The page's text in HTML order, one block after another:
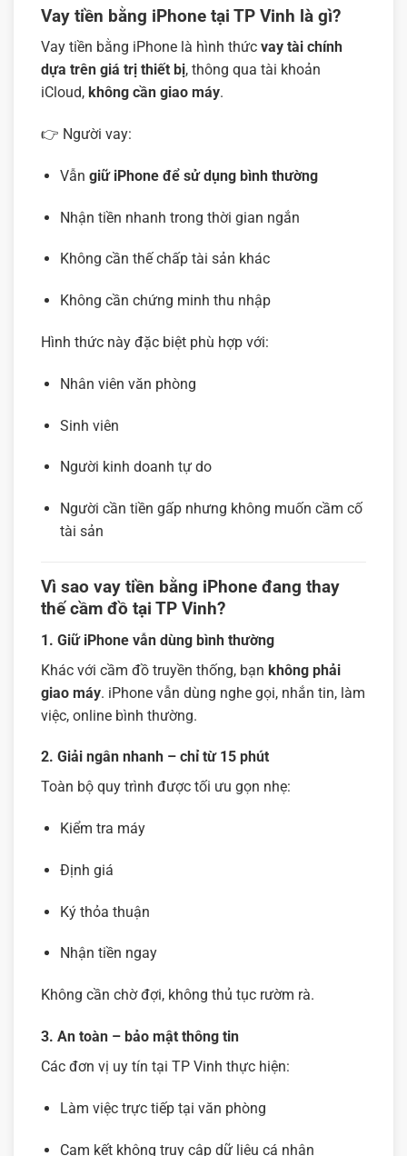
Vay tiền bằng iPhone tại TP Vinh là gì?
Vay tiền bằng iPhone là hình thức vay tài chính
dựa trên giá trị thiết bị, thông qua tài khoản
iCloud, không cần giao máy.
👉 Người vay:
Vẫn giữ iPhone để sử dụng bình thường
Nhận tiền nhanh trong thời gian ngắn
Không cần thế chấp tài sản khác
Không cần chứng minh thu nhập
Hình thức này đặc biệt phù hợp với:
Nhân viên văn phòng
Sinh viên
Người kinh doanh tự do
Người cần tiền gấp nhưng không muốn cầm cố
tài sản
Vì sao vay tiền bằng iPhone đang thay
thế cầm đồ tại TP Vinh?
1. Giữ iPhone vẫn dùng bình thường
Khác với cầm đồ truyền thống, bạn không phải
giao máy. iPhone vẫn dùng nghe gọi, nhắn tin, làm
việc, online bình thường.
2. Giải ngân nhanh – chỉ từ 15 phút
Toàn bộ quy trình được tối ưu gọn nhẹ:
Kiểm tra máy
Định giá
Ký thỏa thuận
Nhận tiền ngay
Không cần chờ đợi, không thủ tục rườm rà.
3. An toàn – bảo mật thông tin
Các đơn vị uy tín tại TP Vinh thực hiện:
Làm việc trực tiếp tại văn phòng
Cam kết không truy cập dữ liệu cá nhân